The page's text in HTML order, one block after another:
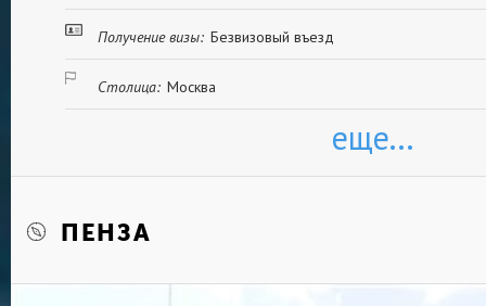
Получение визы: Безвизовый въезд
Столица: Москва
еще...
ПЕНЗА